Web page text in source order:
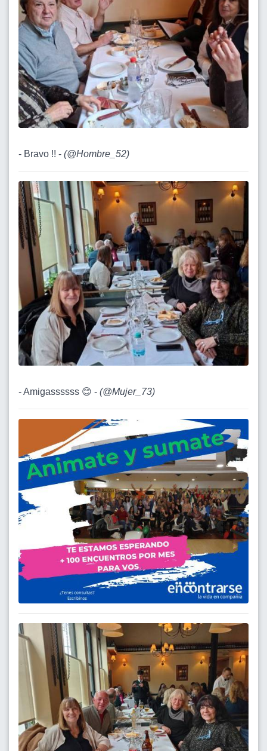
- Bravo !! - (@Hombre_52)
- Amigassssss 😊 - (@Mujer_73)